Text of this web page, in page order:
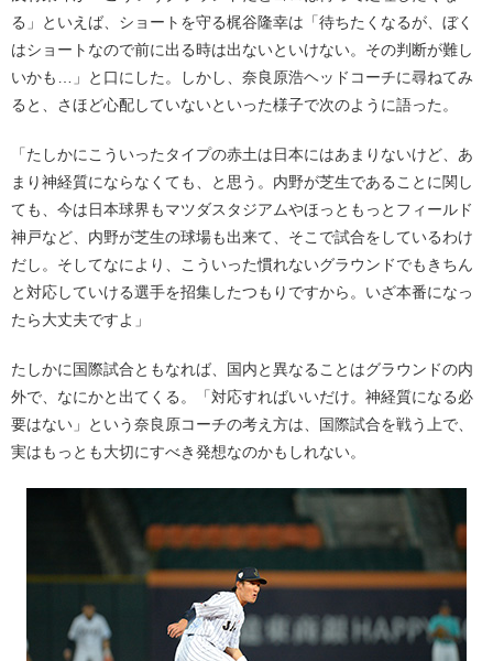
る」といえば、ショートを守る梶谷隆幸は「待ちたくなるが、ぼく
はショートなので前に出る時は出ないといけない。その判断が難し
いかも…」と口にした。しかし、奈良原浩ヘッドコーチに尋ねてみ
ると、さほど心配していないといった様子で次のように語った。
「たしかにこういったタイプの赤土は日本にはあまりないけど、あ
まり神経質にならなくても、と思う。内野が芝生であることに関し
ても、今は日本球界もマツダスタジアムやほっともっとフィールド
神戸など、内野が芝生の球場も出来て、そこで試合をしているわけ
だし。そしてなにより、こういった慣れないグラウンドでもきちん
と対応していける選手を招集したつもりですから。いざ本番になっ
たら大丈夫ですよ」
たしかに国際試合ともなれば、国内と異なることはグラウンドの内
外で、なにかと出てくる。「対応すればいいだけ。神経質になる必
要はない」という奈良原コーチの考え方は、国際試合を戦う上で、
実はもっとも大切にすべき発想なのかもしれない。